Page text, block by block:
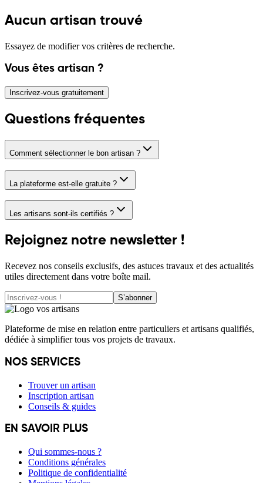
Aucun artisan trouvé
Essayez de modifier vos critères de recherche.
Vous êtes artisan ?
Inscrivez-vous gratuitement
Questions fréquentes
Comment sélectionner le bon artisan ?
La plateforme est-elle gratuite ?
Les artisans sont-ils certifiés ?
Rejoignez notre newsletter !
Recevez nos conseils exclusifs, des astuces travaux et des actualités
utiles directement dans votre boîte mail.
S’abonner
Plateforme de mise en relation entre particuliers et artisans qualifiés,
dédiée à simplifier tous vos projets de travaux.
NOS SERVICES
Trouver un artisan
Inscription artisan
Conseils & guides
EN SAVOIR PLUS
Qui sommes-nous ?
Conditions générales
Politique de confidentialité